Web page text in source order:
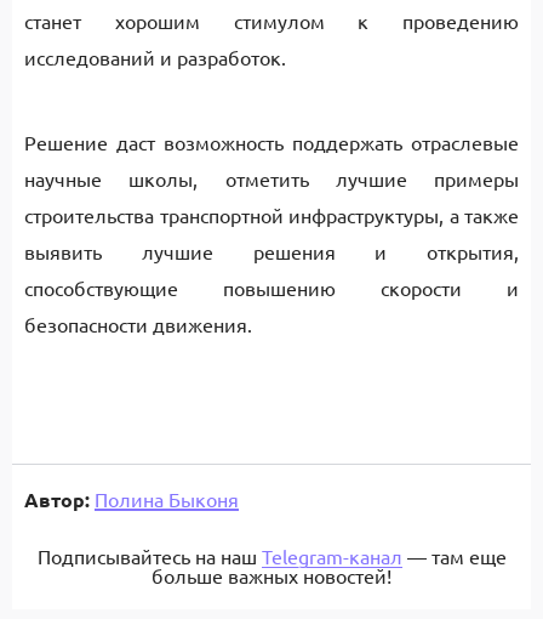
станет хорошим стимулом к проведению
исследований и разработок.
Решение даст возможность поддержать отраслевые
научные школы, отметить лучшие примеры
строительства транспортной инфраструктуры, а также
выявить лучшие решения и открытия,
способствующие повышению скорости и
безопасности движения.
Автор: Полина Быконя
Подписывайтесь на наш Telegram-канал — там еще
больше важных новостей!